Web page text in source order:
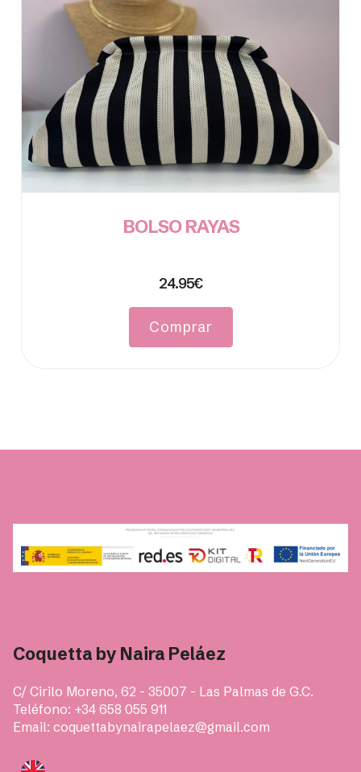
BOLSO RAYAS
24.95€
Comprar
Coquetta by Naira Peláez
C/ Cirilo Moreno, 62 - 35007 - Las Palmas de G.C.
Teléfono: +34 658 055 911
Email: coquettabynairapelaez@gmail.com